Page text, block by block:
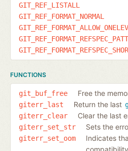
GIT_REF_LISTALL
GIT_REF_FORMAT_NORMAL
FUNCTIONS
git_buf_free Free the
giterr_last
Return the last
giterr_clear Clear the last
giterr_set_str Sets the
giterr_set_oom
Indicates
compatibility.